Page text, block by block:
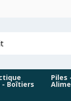
- Boîtiers
Piles